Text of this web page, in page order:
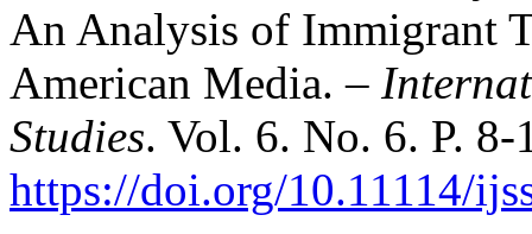
An Analysis of Immigrant
American Media. –
Studies. Vol. 6. No. 6. P. 8-
https://doi.org/10.11114/